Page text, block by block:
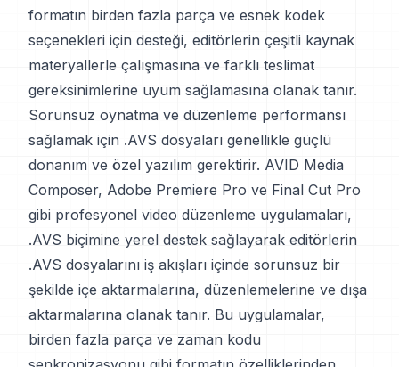
formatın birden fazla parça ve esnek kodek
seçenekleri için desteği, editörlerin çeşitli kaynak
materyallerle çalışmasına ve farklı teslimat
gereksinimlerine uyum sağlamasına olanak tanır.
Sorunsuz oynatma ve düzenleme performansı
sağlamak için .AVS dosyaları genellikle güçlü
donanım ve özel yazılım gerektirir. AVID Media
Composer, Adobe Premiere Pro ve Final Cut Pro
gibi profesyonel video düzenleme uygulamaları,
.AVS biçimine yerel destek sağlayarak editörlerin
.AVS dosyalarını iş akışları içinde sorunsuz bir
şekilde içe aktarmalarına, düzenlemelerine ve dışa
aktarmalarına olanak tanır. Bu uygulamalar,
birden fazla parça ve zaman kodu